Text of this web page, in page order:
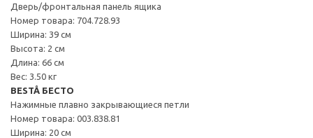
Дверь/фронтальная панель ящика
Номер товара: 704.728.93
Ширина: 39 см
Высота: 2 см
Длина: 66 см
Вес: 3.50 кг
BESTÅ БЕСТО
Нажимные плавно закрывающиеся петли
Номер товара: 003.838.81
Ширина: 20 см